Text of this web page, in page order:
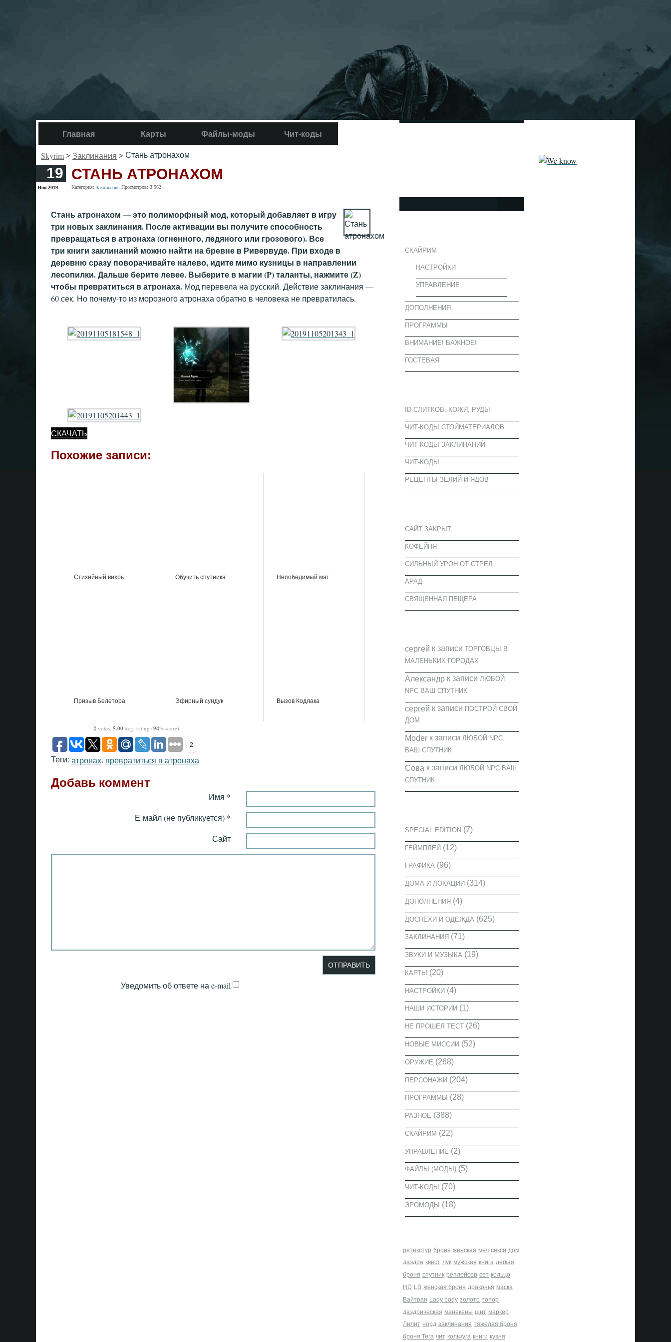
Главная Карты Файлы-моды Чит-коды
Skyrim > Заклинания > Стань атронахом
19
Ноя 2019
СТАНЬ АТРОНАХОМ
Категория: Заклинания Просмотров: 3 962
Стань атронахом — это полиморфный мод, который добавляет в игру
три новых заклинания. После активации вы получите способность
превращаться в атронаха (огненного, ледяного или грозового). Все
три книги заклинаний можно найти на бревне в Ривервуде. При входе в
деревню сразу поворачивайте налево, идите мимо кузницы в направлении
лесопилки. Дальше берите левее. Выберите в магии (P) таланты, нажмите (Z)
чтобы превратиться в атронаха. Мод перевела на русский. Действие заклинания —
60 сек. Но почему-то из морозного атронаха обратно в человека не превратилась.
СКАЧАТЬ
Похожие записи:
Стихийный вихрь Обучить спутника Непобедимый маг
Призыв Белетора Эфирный сундук Вызов Кодлака
2 votes, 5.00 avg. rating (94% score)
2
Теги: атронах, превратиться в атронаха
Добавь коммент
Имя *
Е-майл (не публикуется) *
Сайт
Уведомить об ответе на e-mail
СКАЙРИМ
НАСТРОЙКИ
УПРАВЛЕНИЕ
ДОПОЛНЕНИЯ
ПРОГРАММЫ
ВНИМАНИЕ! ВАЖНОЕ!
ГОСТЕВАЯ
ID СЛИТКОВ, КОЖИ, РУДЫ
ЧИТ-КОДЫ СТОЙМАТЕРИАЛОВ
ЧИТ-КОДЫ ЗАКЛИНАНИЙ
ЧИТ-КОДЫ
РЕЦЕПТЫ ЗЕЛИЙ И ЯДОВ
САЙТ ЗАКРЫТ
КОФЕЙНЯ
CИЛЬНЫЙ УРОН ОТ СТРЕЛ
АРАД
СВЯЩЕННАЯ ПЕЩЕРА
cергей к записи ТОРГОВЦЫ В
МАЛЕНЬКИХ ГОРОДАХ
Александрк записи ЛЮБОЙ
NPC ВАШ СПУТНИК
cергей к записи ПОСТРОЙ СВОЙ
ДОМ
Moderк записи ЛЮБОЙ NPC
ВАШ СПУТНИК
Сова к записи ЛЮБОЙ NPC ВАШ
СПУТНИК
SPECIAL EDITION(7)
ГЕЙМПЛЕЙ(12)
ГРАФИКА (96)
ДОМА И ЛОКАЦИИ(314)
ДОПОЛНЕНИЯ(4)
ДОСПЕХИ И ОДЕЖДА (625)
ЗАКЛИНАНИЯ(71)
ЗВУКИ И МУЗЫКА (19)
КАРТЫ (20)
НАСТРОЙКИ(4)
НАШИ ИСТОРИИ(1)
НЕ ПРОШЕЛ ТЕСТ(26)
НОВЫЕ МИССИИ(52)
ОРУЖИЕ (268)
ПЕРСОНАЖИ(204)
ПРОГРАММЫ (28)
РАЗНОЕ (388)
СКАЙРИМ (22)
УПРАВЛЕНИЕ (2)
ФАЙЛЫ (МОДЫ)(5)
ЧИТ-КОДЫ (70)
ЭРОМОДЫ (18)
ретекстур броня женская меч секси дом
даэдра квест лук мужская книга легкая
броня спутник реплейсер сет кольцо
HD LB женская броня драконья маска
Вайтран Lady body золото топор
даэдрическая манекены щит маркер
Лилит норд заклинания тяжелая броня
броня Tera чит кольчуга книги кузня